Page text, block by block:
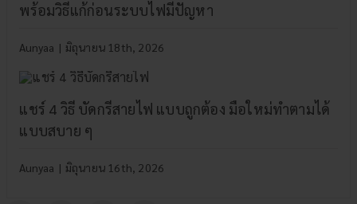
พร้อมวิธีแก้ก่อนระบบไฟมีปัญหา
Aunyaa | มิถุนายน 18th, 2026
แชร์ 4 วิธี บัดกรีสายไฟ แบบถูกต้อง มือใหม่ทำตามได้
แบบสบาย ๆ
Aunyaa | มิถุนายน 16th, 2026